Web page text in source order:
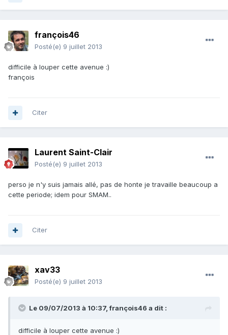
françois46
Posté(e) 9 juillet 2013
difficile à louper cette avenue :)
françois
Citer
Laurent Saint-Clair
Posté(e) 9 juillet 2013
perso je n'y suis jamais allé, pas de honte je travaille beaucoup a
cette periode; idem pour SMAM..
Citer
xav33
Posté(e) 9 juillet 2013
Le 09/07/2013 à 10:37, françois46 a dit :
difficile à louper cette avenue :)